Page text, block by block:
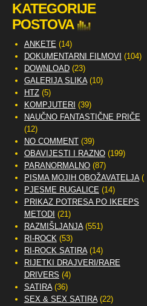
KATEGORIJE
POSTOVA
ANKETE (14)
DOKUMENTARNI FILMOVI (104)
DOWNLOAD(23)
GALERIJA SLIKA(10)
HTZ(5)
KOMPJUTERI (39)
NAUČNO FANTASTIČNE PRIČE
(12)
NO COMMENT(39)
OBAVIJESTI I RAZNO(199)
PARANORMALNO(87)
PISMA MOJIH OBOŽAVATELJA(2)
PJESME RUGALICE (14)
PRIKAZ POTRESA PO IKEEPS
METODI (21)
RAZMIŠLJANJA(551)
RI-ROCK(53)
RI-ROCK SATIRA(14)
RIJETKI DRAJVERI/RARE
DRIVERS (4)
SATIRA(36)
SEX & SEX SATIRA(22)